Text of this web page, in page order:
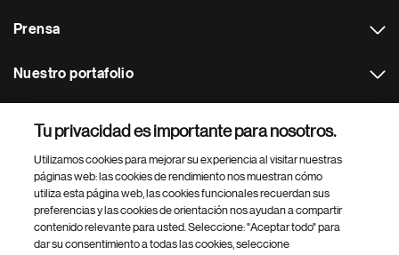
Prensa
Nuestro portafolio
Footer Site Search
Tu privacidad es importante para nosotros.
Utilizamos cookies para mejorar su experiencia al visitar nuestras
páginas web: las cookies de rendimiento nos muestran cómo
utiliza esta página web, las cookies funcionales recuerdan sus
preferencias y las cookies de orientación nos ayudan a compartir
contenido relevante para usted. Seleccione: "Aceptar todo" para
dar su consentimiento a todas las cookies, seleccione